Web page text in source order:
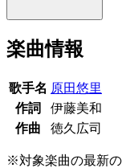
楽曲情報
歌手名 原田悠里
作詞
伊藤美和
作曲
徳久広司
※対象楽曲の最新